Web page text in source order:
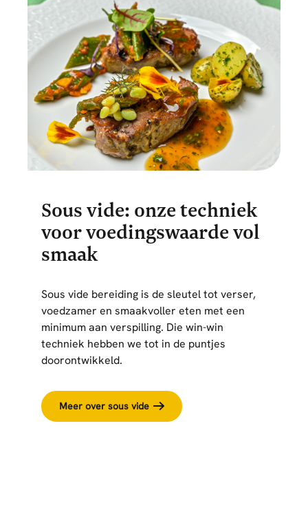
Sous vide: onze techniek
voor voedingswaarde vol
smaak
Sous vide bereiding is de sleutel tot verser,
voedzamer en smaakvoller eten met een
minimum aan verspilling. Die win-win
techniek hebben we tot in de puntjes
doorontwikkeld.
Meer over sous vide